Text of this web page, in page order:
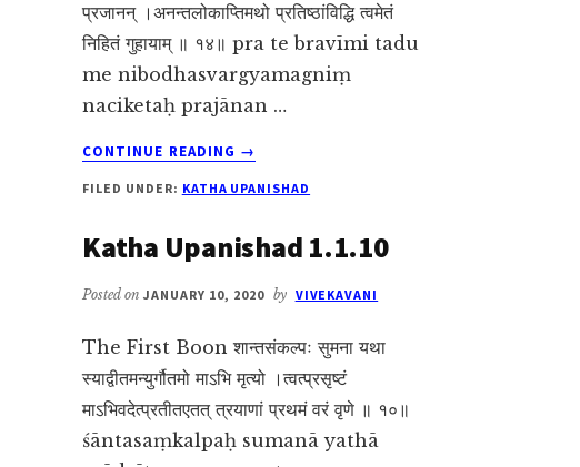
प्रजानन् ।अनन्तलोकाप्तिमथो प्रतिष्ठांविद्धि त्वमेतं
निहितं गुहायाम् ॥ १४॥ pra te bravīmi tadu
me nibodhasvargyamagniṃ
naciketaḥ prajānan …
CONTINUE READING
ABOUT
UPANISHAD
→
FILED UNDER: KATHA UPANISHAD
Katha Upanishad 1.1.10
Posted onJANUARY 10, 2020 by VIVEKAVANI
The First Boon शान्तसंकल्पः सुमना यथा
स्याद्वीतमन्युर्गौतमो माऽभि मृत्यो ।त्वत्प्रसृष्टं
माऽभिवदेत्प्रतीतएतत् त्रयाणां प्रथमं वरं वृणे ॥ १०॥
śāntasaṃkalpaḥ sumanā yathā